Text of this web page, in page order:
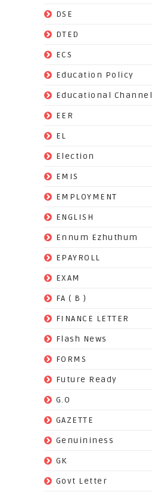
DSE
DTED
ECS
Education Policy
Educational Channel
EER
EL
Election
EMIS
EMPLOYMENT
ENGLISH
Ennum Ezhuthum
EPAYROLL
EXAM
FA ( B )
FINANCE LETTER
Flash News
FORMS
Future Ready
G.O
GAZETTE
Genuininess
GK
Govt Letter